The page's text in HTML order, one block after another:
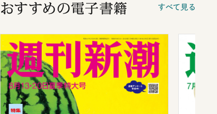
おすすめの電子書籍 すべて見る